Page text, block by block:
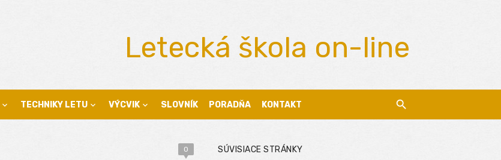
Letecká škola on-line
TECHNIKY LETU VÝCVIK SLOVNÍK PORADŇA KONTAKT
0 SÚVISIACE STRÁNKY